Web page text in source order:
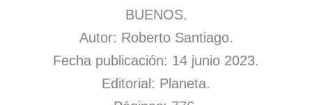
BUENOS.
Autor: Roberto Santiago.
Fecha publicación: 14 junio 2023.
Editorial: Planeta.